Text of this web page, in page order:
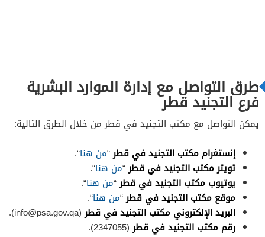
طرق التواصل مع إدارة الموارد البشرية
فرع التجنيد قطر
يمكن التواصل مع مكتب التجنيد في قطر من خلال الطرق التالية:
إنستغرام مكتب التجنيد في قطر“من هنا“.
تويتر مكتب التجنيد في قطر“من هنا“.
يوتيوب مكتب التجنيد في قطر“من هنا“.
موقع مكتب التجنيد في قطر“من هنا“.
البريد الإلكتروني مكتب التجنيد في قطر(
info@psa.gov.qa
).
رقم مكتب التجنيد في قطر(2347055).